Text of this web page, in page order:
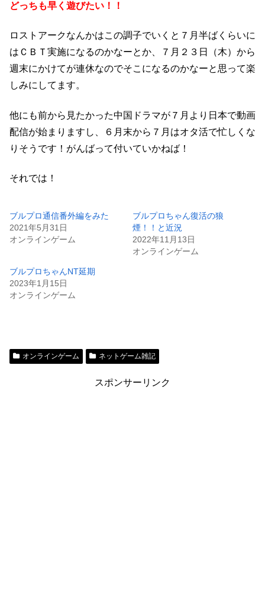
どっちも早く遊びたい！！
ロストアークなんかはこの調子でいくと７月半ばくらいに
はＣＢＴ実施になるのかなーとか、７月２３日（木）から
週末にかけてが連休なのでそこになるのかなーと思って楽
しみにしてます。
他にも前から見たかった中国ドラマが７月より日本で動画
配信が始まりますし、６月末から７月はオタ活で忙しくな
りそうです！がんばって付いていかねば！
それでは！
ブルプロ通信番外編をみた
2021年5月31日
オンラインゲーム
ブルプロちゃん復活の狼
煙！！と近況
2022年11月13日
オンラインゲーム
ブルプロちゃんNT延期
2023年1月15日
オンラインゲーム
オンラインゲーム ネットゲーム雑記
スポンサーリンク